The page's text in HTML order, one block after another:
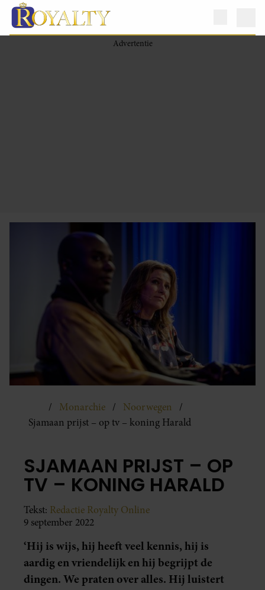
Monarchie
Noorwegen
Sjamaan prijst – op tv – koning Harald
SJAMAAN PRIJST – OP
TV – KONING HARALD
Tekst: Redactie Royalty Online
9 september 2022
‘Hij is wijs, hij heeft veel kennis, hij is
aardig en vriendelijk en hij begrijpt de
dingen. We praten over alles. Hij luistert